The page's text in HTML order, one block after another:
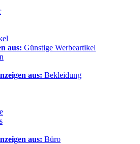
aus: Günstige Werbeartikel
aus: Bekleidung
aus: Büro